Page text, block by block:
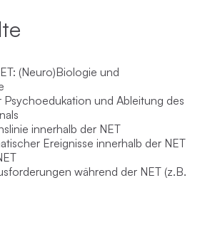
(Neuro)Biologie und
und Ableitung des
innerhalb der NET
Ereignisse innerhalb der NET
während der NET (z.B.